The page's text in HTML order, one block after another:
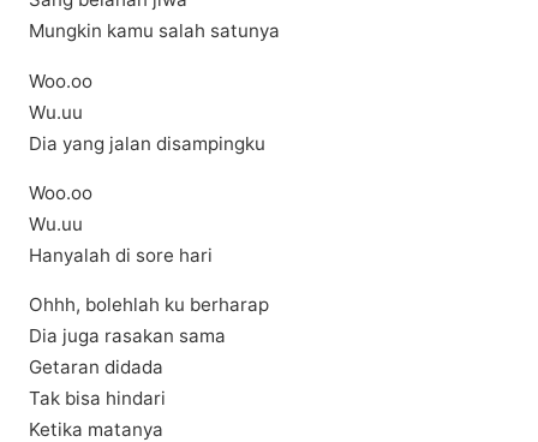
Mungkin kamu salah satunya
Woo.oo
Wu.uu
Dia yang jalan disampingku
Woo.oo
Wu.uu
Hanyalah di sore hari
Ohhh, bolehlah ku berharap
Dia juga rasakan sama
Getaran didada
Tak bisa hindari
Ketika matanya